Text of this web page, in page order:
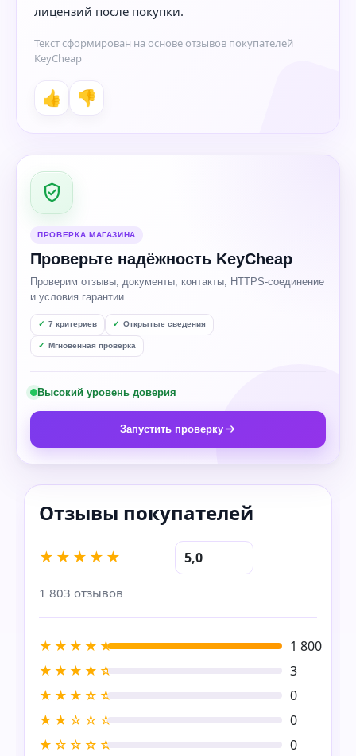
лицензий после покупки.
Текст сформирован на основе отзывов покупателей
KeyCheap
👍 👎
ПРОВЕРКА МАГАЗИНА
Проверьте надёжность KeyCheap
Проверим отзывы, документы, контакты, HTTPS-соединение
и условия гарантии
7 критериев Открытые сведения
Мгновенная проверка
Высокий уровень доверия
Запустить проверку
★★★★★ 5,0
1 803 отзывов
★★★★★
1 800
★★★★☆
3
★★★☆☆
0
★★☆☆☆
0
★☆☆☆☆
0